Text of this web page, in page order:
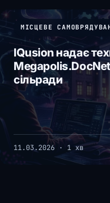
МІСЦЕВЕ
IQusion надає
сільради
11.03.2026 · 1 хв